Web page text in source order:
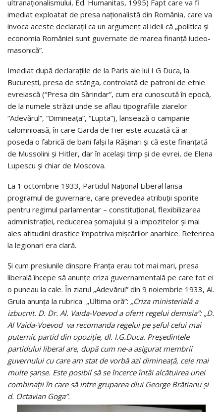
ultranaționalismului, Ed. Humanitas, 1995) Fapt care va fi
imediat exploatat de presa naționalistă din România, care va
invoca aceste declarații ca un argument al ideii că „politica și
economia României sunt guvernate de marea finanță iudeo-
masonică”.
Imediat după declarațiile de la Paris ale lui I G Duca, la
București, presa de stânga, controlată de patroni de etnie
evreiască (“Presa din Sărindar”, cum era cunoscută în epocă,
de la numele străzii unde se aflau tipografiile ziarelor
“Adevărul”, “Dimineaţa”, “Lupta”), lansează o campanie
calomnioasă, în care Garda de Fier este acuzată că ar
poseda o fabrică de bani falşi la Răşinari şi că este finanţată
de Mussolini şi Hitler, dar în acelaşi timp şi de evrei, de Elena
Lupescu şi chiar de Moscova.
La 1 octombrie 1933, Partidul Național Liberal lansa
programul de guvernare, care prevedea atribuţii sporite
pentru regimul parlamentar – constituţional, flexibilizarea
administraţiei, reducerea şomajului şi a impozitelor și mai
ales atitudini drastice împotriva mişcărilor anarhice. Referirea
la legionari era clară.
Și cum presiunile dinspre Franța erau tot mai mari, presa
liberală începe să anunțe criza guvernamentală pe care tot ei
o puneau la cale. În ziarul „Adevărul” din 9 noiembrie 1933, Al.
Gruia anunţa la rubrica „Ultima oră”: „Criza ministerială a
izbucnit. D. Dr. Al. Vaida-Voevod a oferit regelui demisia”: „D.
Al Vaida-Voevod va recomanda regelui pe şeful celui mai
puternic partid din opoziţie, dl. I.G.Duca. Preşedintele
partidului liberal are, după cum ne-a asigurat membrii
guvernului cu care am stat de vorbă azi dimineaţă, cele mai
multe şanse. Este posibil să se încerce întâi alcătuirea unei
combinaţii în care să intre gruparea dlui George Brătianu şi
d. Octavian Goga”.